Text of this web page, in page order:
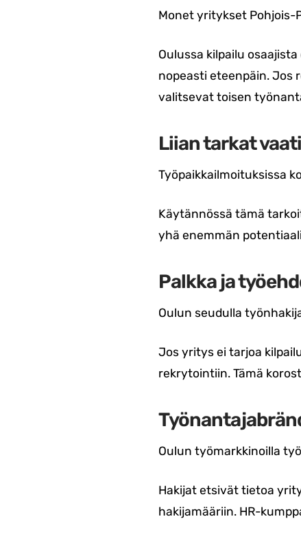
Monet yritykset Pohjois-
Oulussa kilpailu
nopeasti eteenpäin. Jos
valitsevat toisen
Liian tarkat
Työpaikkailmoituksissa
Käytännössä tämä
yhä enemmän
Palkka ja
Oulun seudulla
Jos yritys ei tarjoa
rekrytointiin. Tämä
Oulun työmarkkinoilla
Hakijat etsivät tietoa
hakijamääriin. HR-